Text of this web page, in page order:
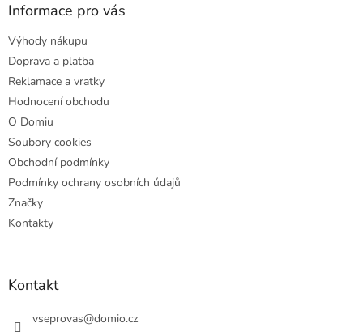
Informace pro vás
Výhody nákupu
Doprava a platba
Reklamace a vratky
Hodnocení obchodu
O Domiu
Soubory cookies
Obchodní podmínky
Podmínky ochrany osobních údajů
Značky
Kontakty
Kontakt
vseprovas@domio.cz